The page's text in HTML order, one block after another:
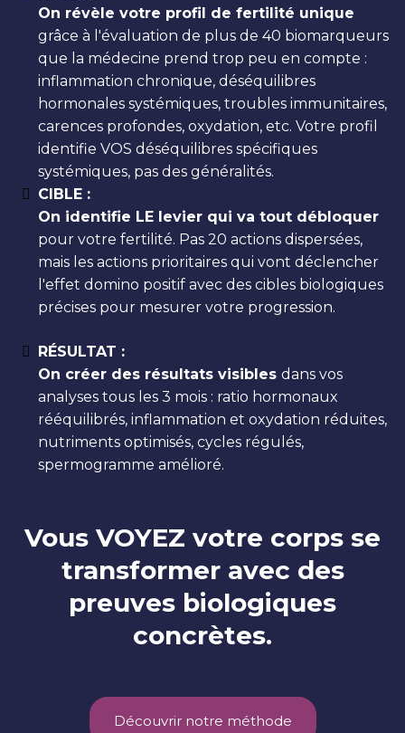
On révèle votre profil de fertilité unique
grâce à l'évaluation de plus de 40 biomarqueurs
que la médecine prend trop peu en compte :
inflammation chronique, déséquilibres
hormonales systémiques, troubles immunitaires,
carences profondes, oxydation, etc. Votre profil
identifie VOS déséquilibres spécifiques
systémiques, pas des généralités.
CIBLE :
On identifie LE levier qui va tout débloquer
pour votre fertilité. Pas 20 actions dispersées,
mais les actions prioritaires qui vont déclencher
l'effet domino positif avec des cibles biologiques
précises pour mesurer votre progression.
RÉSULTAT :
On créer des résultats visibles dans vos
analyses tous les 3 mois : ratio hormonaux
rééquilibrés, inflammation et oxydation réduites,
nutriments optimisés, cycles régulés,
spermogramme amélioré.
Vous VOYEZ votre corps se
transformer avec des
preuves biologiques
concrètes.
Découvrir notre méthode